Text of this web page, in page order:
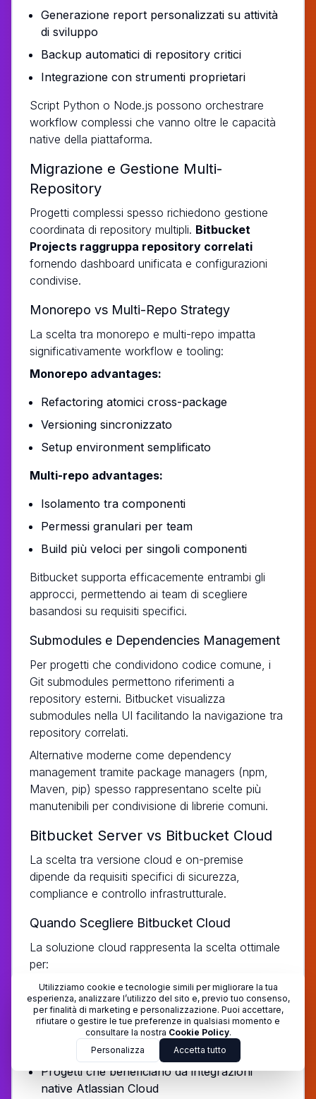
Generazione report personalizzati su attività
di sviluppo
Backup automatici di repository critici
Integrazione con strumenti proprietari
Script Python o Node.js possono orchestrare
workflow complessi che vanno oltre le capacità
native della piattaforma.
Migrazione e Gestione Multi-
Repository
Progetti complessi spesso richiedono gestione
coordinata di repository multipli. Bitbucket
Projects raggruppa repository correlati
fornendo dashboard unificata e configurazioni
condivise.
Monorepo vs Multi-Repo Strategy
La scelta tra monorepo e multi-repo impatta
significativamente workflow e tooling:
Monorepo advantages:
Refactoring atomici cross-package
Versioning sincronizzato
Setup environment semplificato
Multi-repo advantages:
Isolamento tra componenti
Permessi granulari per team
Build più veloci per singoli componenti
Bitbucket supporta efficacemente entrambi gli
approcci, permettendo ai team di scegliere
basandosi su requisiti specifici.
Submodules e Dependencies Management
Per progetti che condividono codice comune, i
Git submodules permettono riferimenti a
repository esterni. Bitbucket visualizza
submodules nella UI facilitando la navigazione tra
repository correlati.
Alternative moderne come dependency
management tramite package managers (npm,
Maven, pip) spesso rappresentano scelte più
manutenibili per condivisione di librerie comuni.
Bitbucket Server vs Bitbucket Cloud
La scelta tra versione cloud e on-premise
dipende da requisiti specifici di sicurezza,
compliance e controllo infrastrutturale.
Quando Scegliere Bitbucket Cloud
La soluzione cloud rappresenta la scelta ottimale
per:
Startup e piccoli team che preferiscono zero
gestione infrastruttura
Team distribuiti geograficamente che
necessitano accesso globale
Progetti che beneficiano da integrazioni
native Atlassian Cloud
Utilizziamo cookie e tecnologie simili per migliorare la tua
esperienza, analizzare l’utilizzo del sito e, previo tuo consenso,
per finalità di marketing e personalizzazione. Puoi accettare,
rifiutare o gestire le tue preferenze in qualsiasi momento e
consultare la nostra Cookie Policy.
Personalizza
Accetta tutto